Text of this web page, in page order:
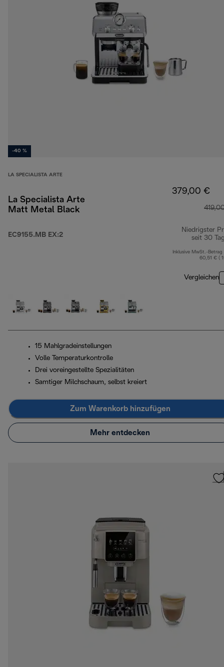
-40 %
LA SPECIALISTA ARTE
La Specialista Arte
Matt Metal Black
EC9155.MB EX:2
379,00 €
Niedrigster
seit 30
Inklusive MwSt.-Betrag
60,51 € (
Vergleichen
15 Mahlgradeinstellungen
Volle Temperaturkontrolle
Drei voreingestellte Spezialitäten
Samtiger Milchschaum, selbst kreiert
Zum Warenkorb hinzufügen
Mehr entdecken